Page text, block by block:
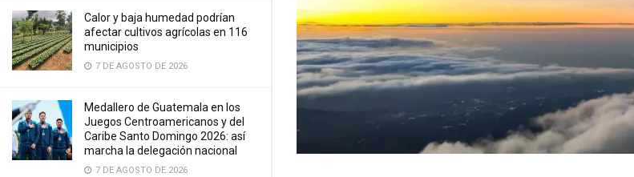
Calor y baja humedad podrían
afectar cultivos agrícolas en 116
municipios
7 DE AGOSTO DE 2026
Medallero de Guatemala en los
Juegos Centroamericanos y del
Caribe Santo Domingo 2026: así
marcha la delegación nacional
7 DE AGOSTO DE 2026